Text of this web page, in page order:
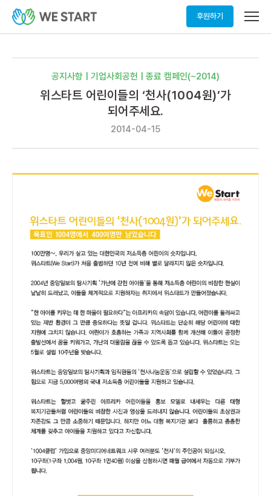
후원하기
메
열
공지사항 | 기업사회공헌 | 종료 캠페인(~2014)
위스타트 어린이들의 ‘천사(1004원)’가
되어주세요.
2014-04-15